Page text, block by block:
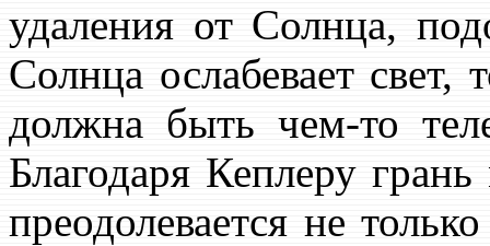
удаления от Солнца,
Солнца ослабевает
должна быть чем-то
Благодаря Кеплеру
преодолевается не